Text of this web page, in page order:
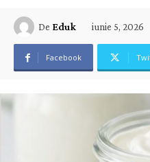
De Eduk iunie 5, 2026
Facebook